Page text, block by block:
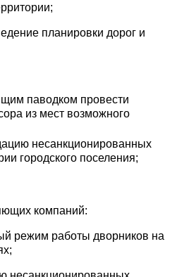
планировки дорог и
паводком провести
из мест возможного
несанкционированных
городского поселения;
компаний:
режим работы дворников на